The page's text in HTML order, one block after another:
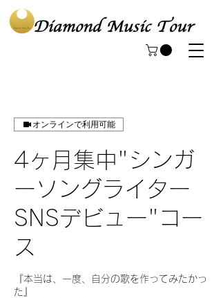
オンラインで利用可能
4ヶ月集中"シンガ
ーソングライター
SNSデビュー"コー
ス
『本当は、一度、自分の歌を作ってみたかっ
た』